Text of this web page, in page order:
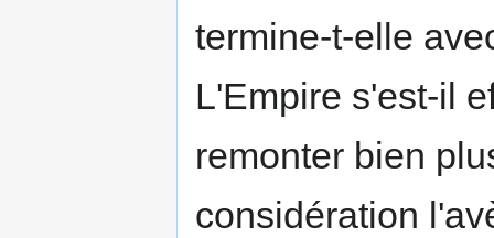
termine-t-elle
L'Empire s'est-il
remonter bien
considération